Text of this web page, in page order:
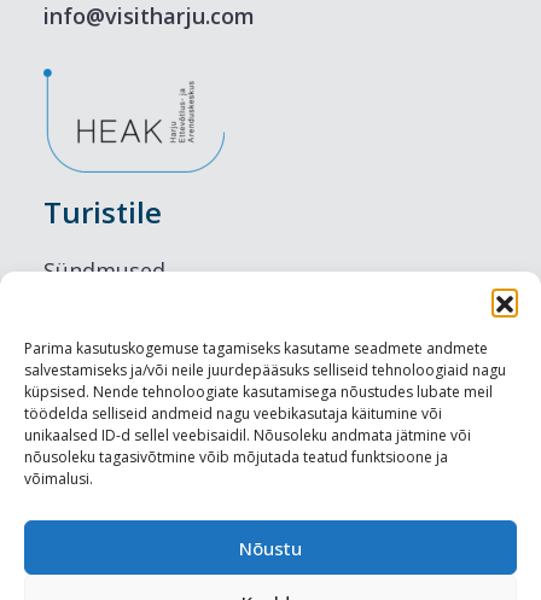
Parima kasutuskogemuse tagamiseks kasutame seadmete andmete
salvestamiseks ja/või neile juurdepääsuks selliseid tehnoloogiaid nagu
küpsised. Nende tehnoloogiate kasutamisega nõustudes lubate meil
töödelda selliseid andmeid nagu veebikasutaja käitumine või
unikaalsed ID-d sellel veebisaidil. Nõusoleku andmata jätmine või
nõusoleku tagasivõtmine võib mõjutada teatud funktsioone ja
võimalusi.
Nõustu
info@visitharju.com
Turistile
Sündmused
Maitseelamused
Vaatamisväärsused
Visit Tallinn
Turismiprofessionaalile